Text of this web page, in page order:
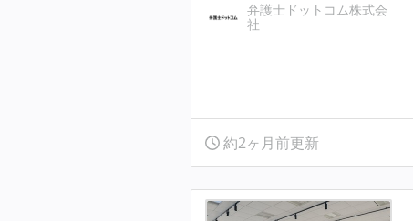
弁護士ドットコム株式会
社
約2ヶ月前更新